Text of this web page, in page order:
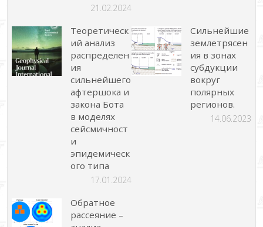
21.02.2024
Теоретическ
ий анализ
распределен
ия
сильнейшего
афтершока и
закона Бота
в моделях
сейсмичност
и
эпидемическ
ого типа
17.01.2024
Сильнейшие
землетрясен
ия в зонах
субдукции
вокруг
полярных
регионов.
14.06.2023
Обратное
рассеяние –